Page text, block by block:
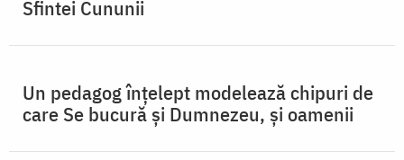
Sfintei Cununii
Un pedagog înțelept modelează chipuri de
care Se bucură și Dumnezeu, și oamenii